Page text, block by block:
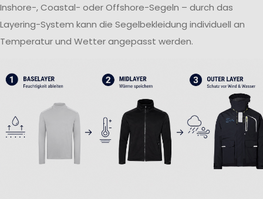
Inshore-, Coastal- oder Offshore-Segeln – durch das
Layering-System kann die Segelbekleidung individuell an
Temperatur und Wetter angepasst werden.